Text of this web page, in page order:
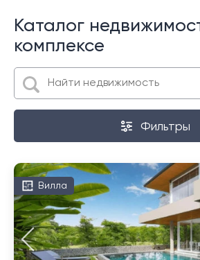
Каталог
комплексе
Фильтры
Вилла